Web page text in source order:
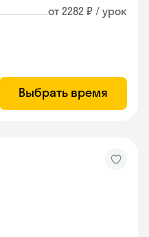
от 2282 ₽ / урок
Выбрать время